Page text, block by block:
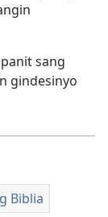
sang
gindesinyo
Biblia